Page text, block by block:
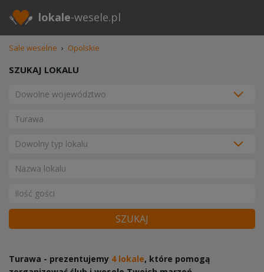
lokale-wesele.pl
Sale weselne › Opolskie
SZUKAJ LOKALU
SZUKAJ
Turawa - prezentujemy 4 lokale, które pomogą